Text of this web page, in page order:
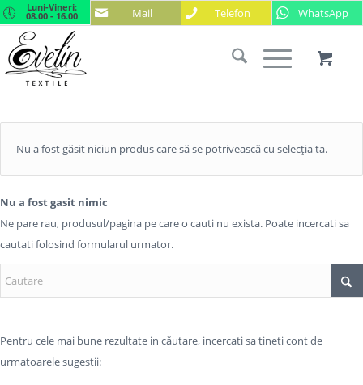
Mail Telefon WhatsApp
Luni-Vineri:
08.00 - 16.00
Nu a fost găsit niciun produs care să se potrivească cu selecția ta.
Nu a fost gasit nimic
Ne pare rau, produsul/pagina pe care o cauti nu exista. Poate incercati sa
cautati folosind formularul urmator.
Pentru cele mai bune rezultate in căutare, incercati sa tineti cont de
urmatoarele sugestii: